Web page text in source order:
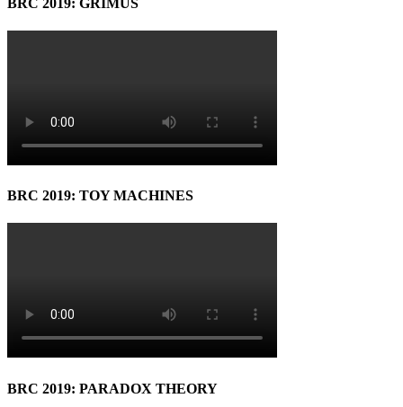
BRC 2019: TOY MACHINES
BRC 2019: PARADOX THEORY